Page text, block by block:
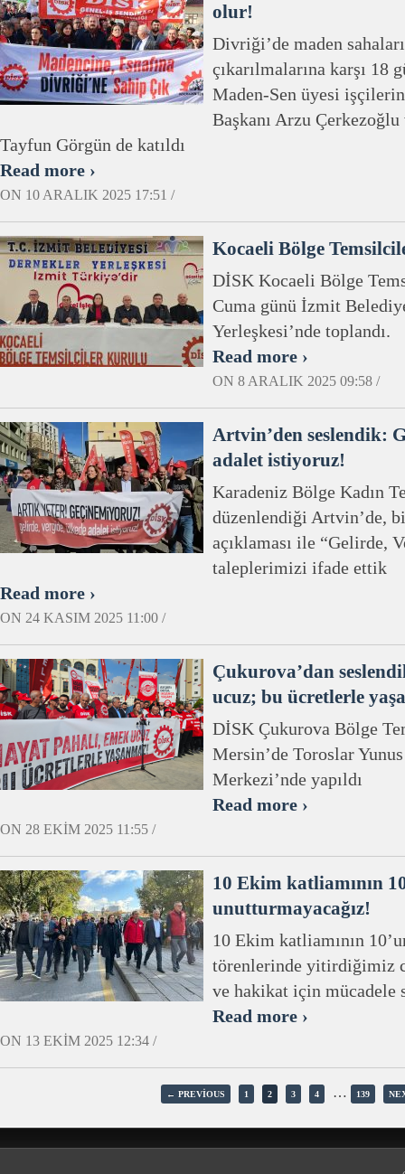
olur!
Divriği’de maden
çıkarılmalarına karşı
Maden-Sen üyesi
Başkanı Arzu
Tayfun Görgün de katıldı
Read more ›
ON 10 ARALIK 2025 17:51 /
Kocaeli Bölge
DİSK Kocaeli Bölge
Cuma günü İzmit
Yerleşkesi’nde toplandı.
Read more ›
ON 8 ARALIK 2025 09:58 /
Artvin’den seslendik:
adalet istiyoruz!
Karadeniz Bölge Kadın
düzenlendiği Artvin’de,
açıklaması ile “Gelirde,
taleplerimizi ifade ettik
Read more ›
ON 24 KASIM 2025 11:00 /
Çukurova’dan
ucuz; bu ücretlerle
DİSK Çukurova Bölge
Mersin’de Toroslar
Merkezi’nde yapıldı
Read more ›
ON 28 EKIM 2025 11:55 /
10 Ekim katliamının
unutturmayacağız!
10 Ekim katliamının
törenlerinde yitirdiğimiz
ve hakikat için mücadele
Read more ›
ON 13 EKIM 2025 12:34 /
← PREVIOUS 1 2 3 4 … 139